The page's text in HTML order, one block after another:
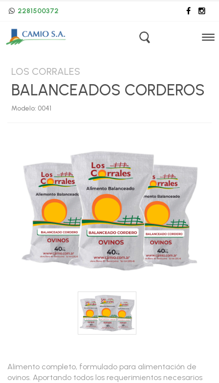
2281500372
LOS CORRALES
BALANCEADOS CORDEROS
Modelo: 0041
Alimento completo, formulado para alimentación de
ovinos. Aportando todos los requerimientos necesarios